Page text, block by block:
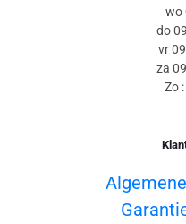
wo
do
vr
za
Zo